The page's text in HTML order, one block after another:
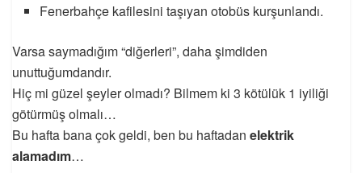
Fenerbahçe kafilesini taşıyan otobüs kurşunlandı.
Varsa saymadığım “diğerleri”, daha şimdiden
unuttuğumdandır.
Hiç mi güzel şeyler olmadı? Bilmem ki 3 kötülük 1 iyiliği
götürmüş olmalı…
Bu hafta bana çok geldi, ben bu haftadan elektrik
alamadım…